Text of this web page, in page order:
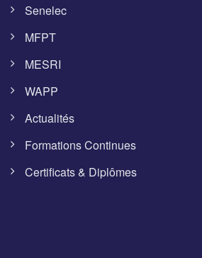
Senelec
MFPT
MESRI
WAPP
Actualités
Formations Continues
Certificats & Diplômes